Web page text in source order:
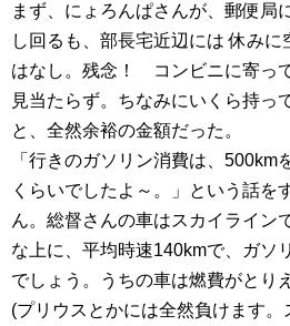
まず、にょろんぱさんが、郵便局
し回るも、部長宅近辺には 休みに
はなし。残念！ コンビニに寄っ
見当たらず。ちなみにいくら持っ
と、全然余裕の金額だった。
「行きのガソリン消費は、500km
くらいでしたよ～。」という話を
ん。総督さんの車はスカイライン
な上に、平均時速140kmで、ガソ
でしょう。うちの車は燃費がとり
(プリウスとかには全然負けます